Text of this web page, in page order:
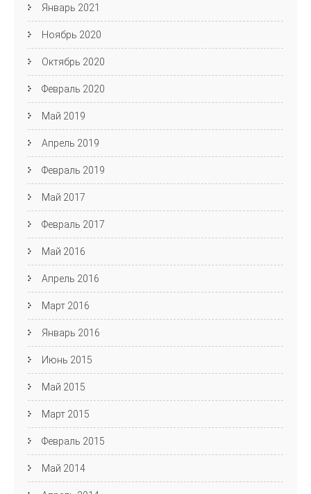
Январь 2021
Ноябрь 2020
Октябрь 2020
Февраль 2020
Май 2019
Апрель 2019
Февраль 2019
Май 2017
Февраль 2017
Май 2016
Апрель 2016
Март 2016
Январь 2016
Июнь 2015
Май 2015
Март 2015
Февраль 2015
Май 2014